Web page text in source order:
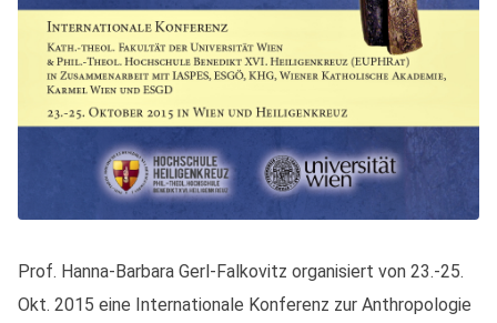
Prof. Hanna-Barbara Gerl-Falkovitz organisiert von 23.-25.
Okt. 2015 eine Internationale Konferenz zur Anthropologie